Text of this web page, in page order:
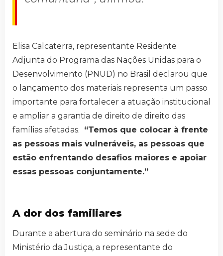
Elisa Calcaterra, representante Residente
Adjunta do Programa das Nações Unidas para o
Desenvolvimento (PNUD) no Brasil declarou que
o lançamento dos materiais representa um passo
importante para fortalecer a atuação institucional
e ampliar a garantia de direito de direito das
famílias afetadas. “Temos que colocar à frente
as pessoas mais vulneráveis, as pessoas que
estão enfrentando desafios maiores e apoiar
essas pessoas conjuntamente.”
A dor dos familiares
Durante a abertura do seminário na sede do
Ministério da Justiça, a representante do